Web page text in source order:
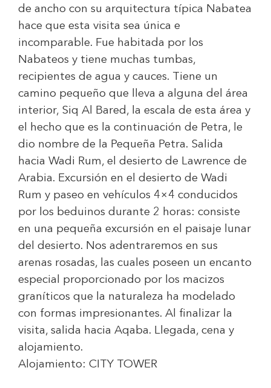
de ancho con su arquitectura típica Nabatea
hace que esta visita sea única e
incomparable. Fue habitada por los
Nabateos y tiene muchas tumbas,
recipientes de agua y cauces. Tiene un
camino pequeño que lleva a alguna del área
interior, Siq Al Bared, la escala de esta área y
el hecho que es la continuación de Petra, le
dio nombre de la Pequeña Petra. Salida
hacia Wadi Rum, el desierto de Lawrence de
Arabia. Excursión en el desierto de Wadi
Rum y paseo en vehículos 4×4 conducidos
por los beduinos durante 2 horas: consiste
en una pequeña excursión en el paisaje lunar
del desierto. Nos adentraremos en sus
arenas rosadas, las cuales poseen un encanto
especial proporcionado por los macizos
graníticos que la naturaleza ha modelado
con formas impresionantes. Al finalizar la
visita, salida hacia Aqaba. Llegada, cena y
alojamiento.
Alojamiento: CITY TOWER